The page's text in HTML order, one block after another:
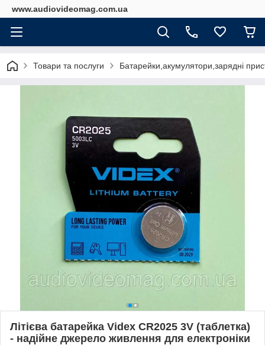
www.audiovideomag.com.ua
Товари та послуги Батарейки,акумулятори,зарядні
Літієва батарейка Videx CR2025 3V (таблетка)
- надійне джерело живлення для електроніки